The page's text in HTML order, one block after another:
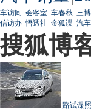
车访间 会客室 车春秋 三
信访办 悟透社 金狐谍 汽
搜狐博
路试谍照